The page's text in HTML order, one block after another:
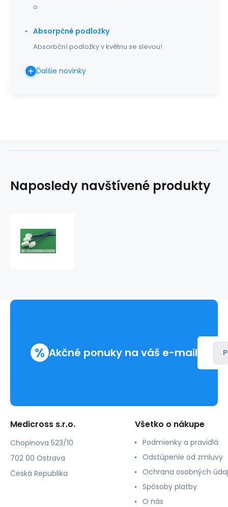
o
Absorpčné podložky
Absorbční podložky v květnu se slevou!
Ďalšie novinky
Naposledy navštívené produkty
ks)
% Akčné ponuky na váš e-mail
Medicross s.r.o.
Chopinova 523/10
702 00 Ostrava
Česká Republika
Všetko o nákupe
Podmienky a pravidlá
Odstúpenie od zmluvy
Ochrana osobných
Spôsoby platby
O nás